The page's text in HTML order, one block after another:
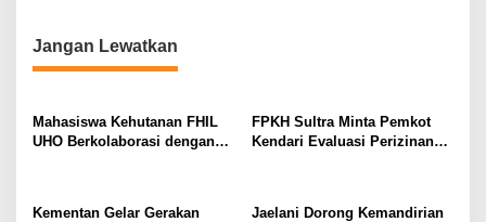
o
s
Jangan Lewatkan
Mahasiswa Kehutanan FHIL
UHO Berkolaborasi dengan
FPKH Sultra Minta Pemkot
Kendari Evaluasi Perizinan
Kementan Gelar Gerakan
Jaelani Dorong Kemandirian